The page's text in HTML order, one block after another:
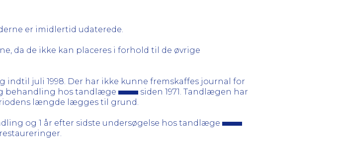
er imidlertid udaterede.
da de ikke kan placeres i forhold til de øvrige
indtil juli 1998. Der har ikke kunne fremskaffes journal for
behandling hos tandlæge
siden 1971. Tandlægen har
længde lægges til grund.
og 1 år efter sidste undersøgelse hos tandlæge